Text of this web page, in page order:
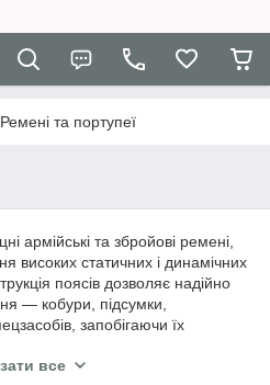
Ремені та портупеї
армійські та збройові ремені,
високих статичних і динамічних
поясів дозволяє надійно
— кобури, підсумки,
запобігаючи їх
зброї в наявності є
все